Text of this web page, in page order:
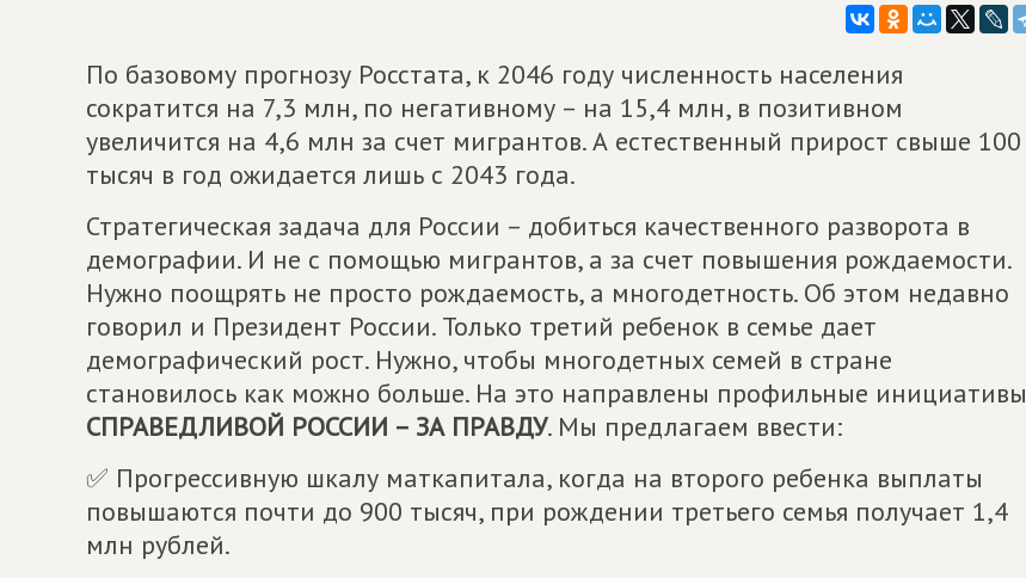
По базовому прогнозу Росстата, к 2046 году численность населения
сократится на 7,3 млн, по негативному – на 15,4 млн, в позитивном
увеличится на 4,6 млн за счет мигрантов. А естественный прирост свыше 100
тысяч в год ожидается лишь с 2043 года.
Стратегическая задача для России – добиться качественного разворота в
демографии. И не с помощью мигрантов, а за счет повышения рождаемости.
Нужно поощрять не просто рождаемость, а многодетность. Об этом недавно
говорил и Президент России. Только третий ребенок в семье дает
демографический рост. Нужно, чтобы многодетных семей в стране
становилось как можно больше. На это направлены профильные инициативы
СПРАВЕДЛИВОЙ РОССИИ – ЗА ПРАВДУ. Мы предлагаем ввести:
✅ Прогрессивную шкалу маткапитала, когда на второго ребенка выплаты
повышаются почти до 900 тысяч, при рождении третьего семья получает 1,4
млн рублей.